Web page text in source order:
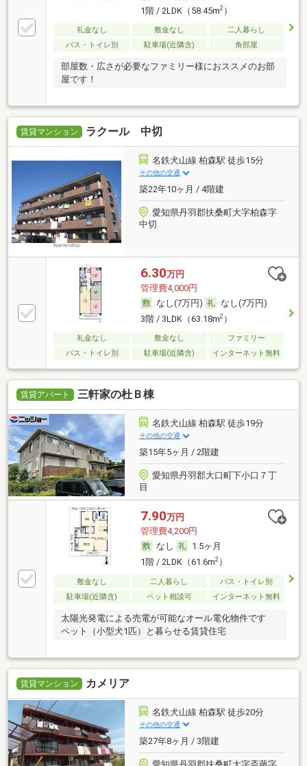
1階 / 2LDK（58.45m2）
礼金なし 敷金なし
二人暮らし
バス・トイレ別
駐車場(近隣含) 角部屋
部屋数・広さが必要なファミリー様におススメのお部
屋です！
賃貸マンション ラクール 中切
名鉄犬山線 柏森駅 徒歩15分
その他の交通
築22年10ヶ月 / 4階建
愛知県丹羽郡扶桑町大字柏森字
中切
6.30万円
管理費4,000円
なし(7万円)
なし(7万円)
3階 / 3LDK（63.18m2）
礼金なし 敷金なし
ファミリー
バス・トイレ別
駐車場(近隣含) インターネット無料
賃貸アパート 三軒家の杜Ｂ棟
名鉄犬山線 柏森駅 徒歩19分
その他の交通
築15年5ヶ月 / 2階建
愛知県丹羽郡大口町下小口７丁
目
7.90万円
管理費4,200円
なし
1.5ヶ月
1階 / 2LDK（61.6m2）
敷金なし 二人暮らし
バス・トイレ別
駐車場(近隣含)
ペット相談可 インターネット無料
太陽光発電による売電が可能なオール電化物件です
ペット（小型犬1匹）と暮らせる賃貸住宅
賃貸マンション カメリア
名鉄犬山線 柏森駅 徒歩20分
その他の交通
築27年8ヶ月 / 3階建